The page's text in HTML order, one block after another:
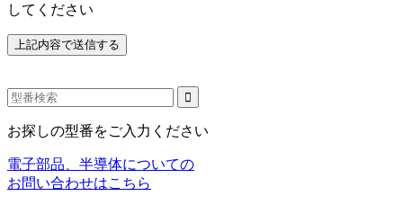
してください
お探しの型番をご入力ください
電子部品、半導体についての
お問い合わせはこちら